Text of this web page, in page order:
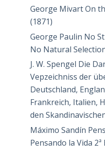
George Mivart On
(1871)
George Paulin No
No Natural
J. W. Spengel Die
Vepzeichniss der
Deutschland,
Frankreich, Italien,
den
Máximo Sandín
Pensando la Vida 2ª